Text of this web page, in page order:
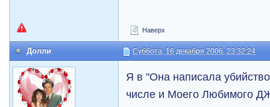
Наверх
Долли Суббота, 16 декабря 2006, 23:32:24
Я в "Она написала
числе и Моего Любимого